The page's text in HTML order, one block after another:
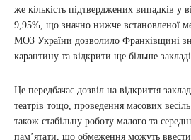
же кількість підтверджених випадків у
9,95%, що значно нижче встановленої
МОЗ України дозволило Франківщині
карантину та відкрити ще більше
Це передбачає дозвіл на відкриття
театрів тощо, проведення масових
також стабільну роботу малого та
пам’ятати, що обмеження можуть ввести